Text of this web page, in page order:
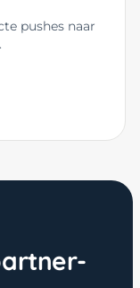
pushes naar